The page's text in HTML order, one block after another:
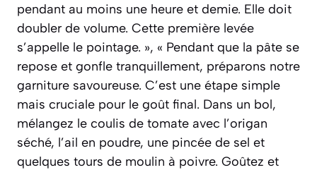
pendant au moins une heure et demie. Elle doit
doubler de volume. Cette première levée
s’appelle le pointage. », « Pendant que la pâte se
repose et gonfle tranquillement, préparons notre
garniture savoureuse. C’est une étape simple
mais cruciale pour le goût final. Dans un bol,
mélangez le coulis de tomate avec l’origan
séché, l’ail en poudre, une pincée de sel et
quelques tours de moulin à poivre. Goûtez et